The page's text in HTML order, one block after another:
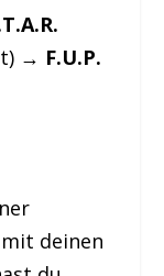
→ F.U.P.
deinen